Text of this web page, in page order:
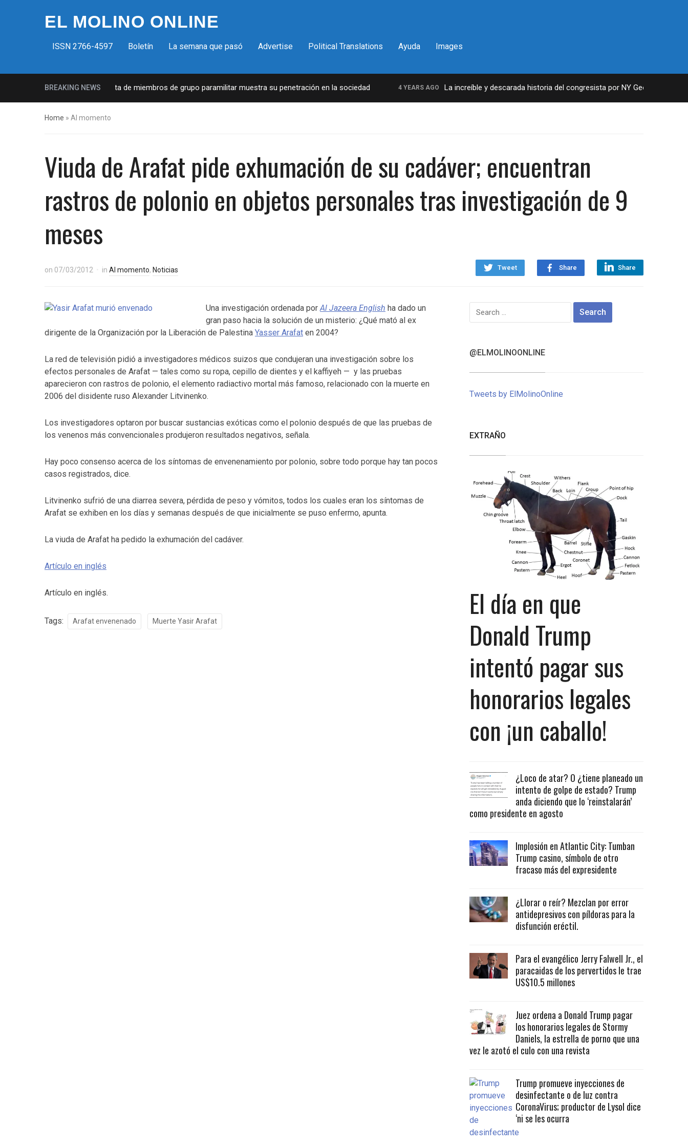
EL MOLINO ONLINE
ISSN 2766-4597 Boletín La semana que pasó Advertise Political Translations Ayuda Images
BREAKING NEWS
Milicias fascistas en EUA: Lista de miembros de grupo paramilitar muestra su penetración en la sociedad 4 YEARS AGO La increíble y descarada historia del congresista por NY George Santos
Home » Al momento
Viuda de Arafat pide exhumación de su cadáver; encuentran
rastros de polonio en objetos personales tras investigación de 9
meses
Tweet Share Share
on 07/03/2012 in Al momento, Noticias
Una investigación ordenada porAl Jazeera English ha dado un
gran paso hacia la solución de un misterio: ¿Qué mató al ex
dirigente de la Organización por la Liberación de Palestina Yasser Arafat en 2004?
La red de televisión pidió a investigadores médicos suizos que condujeran una investigación sobre los
efectos personales de Arafat — tales como su ropa, cepillo de dientes y el kaffiyeh — y las pruebas
aparecieron con rastros de polonio, el elemento radiactivo mortal más famoso, relacionado con la muerte en
2006 del disidente ruso Alexander Litvinenko.
Los investigadores optaron por buscar sustancias exóticas como el polonio después de que las pruebas de
los venenos más convencionales produjeron resultados negativos, señala.
Hay poco consenso acerca de los síntomas de envenenamiento por polonio, sobre todo porque hay tan pocos
casos registrados, dice.
Litvinenko sufrió de una diarrea severa, pérdida de peso y vómitos, todos los cuales eran los síntomas de
Arafat se exhiben en los días y semanas después de que inicialmente se puso enfermo, apunta.
La viuda de Arafat ha pedido la exhumación del cadáver.
Artículo en inglés
Artículo en inglés.
Tags: Arafat envenenado Muerte Yasir Arafat
Search
for:
@ELMOLINOONLINE
Tweets by ElMolinoOnline
EXTRAÑO
El día en que
Donald Trump
intentó pagar sus
honorarios legales
con ¡un caballo!
¿Loco de atar? O ¿tiene planeado un
intento de golpe de estado? Trump
anda diciendo que lo ‘reinstalarán’
como presidente en agosto
Implosión en Atlantic City: Tumban
Trump casino, símbolo de otro
fracaso más del expresidente
¿Llorar o reír? Mezclan por error
antidepresivos con píldoras para la
disfunción eréctil.
Para el evangélico Jerry Falwell Jr., el
paracaidas de los pervertidos le trae
US$10.5 millones
Juez ordena a Donald Trump pagar
los honorarios legales de Stormy
Daniels, la estrella de porno que una
vez le azotó el culo con una revista
Trump promueve inyecciones de
desinfectante o de luz contra
CoronaVirus; productor de Lysol dice
‘ni se les ocurra